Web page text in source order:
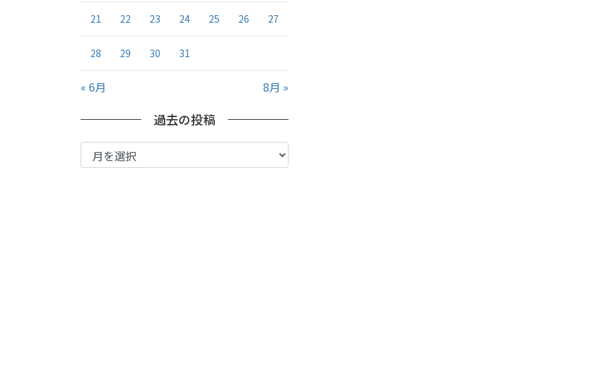
21 22 23 24 25 26 27
28 29 30 31
« 6月 8月 »
過去の投稿
過
去